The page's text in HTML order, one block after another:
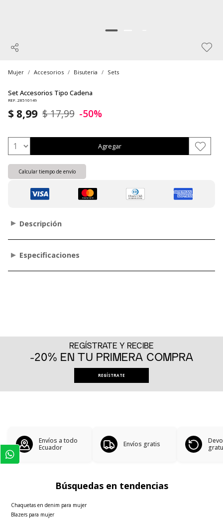
Mujer Accesorios Bisuteria Sets
Set Accesorios Tipo Cadena
REF. 28510149
$ 8,99 $ 17,99 -50%
Agregar
Calcular tiempo de envío
Descripción
Especificaciones
REGÍSTRATE Y RECIBE
-20% EN TU PRIMERA COMPRA
REGÍSTRATE
Envíos a todo
Ecuador
Envíos gratis
Búsquedas en tendencias
Chaquetas en denim para mujer
Blazers para mujer